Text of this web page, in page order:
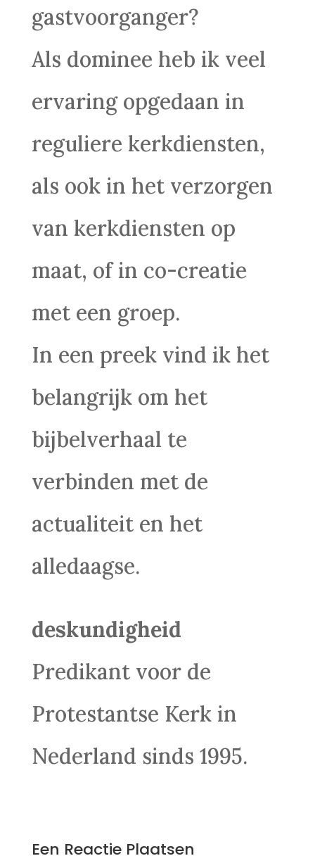
gastvoorganger?
Als dominee heb ik veel
ervaring opgedaan in
reguliere kerkdiensten,
als ook in het verzorgen
van kerkdiensten op
maat, of in co-creatie
met een groep.
In een preek vind ik het
belangrijk om het
bijbelverhaal te
verbinden met de
actualiteit en het
alledaagse.
deskundigheid
Predikant voor de
Protestantse Kerk in
Nederland sinds 1995.
Een Reactie Plaatsen